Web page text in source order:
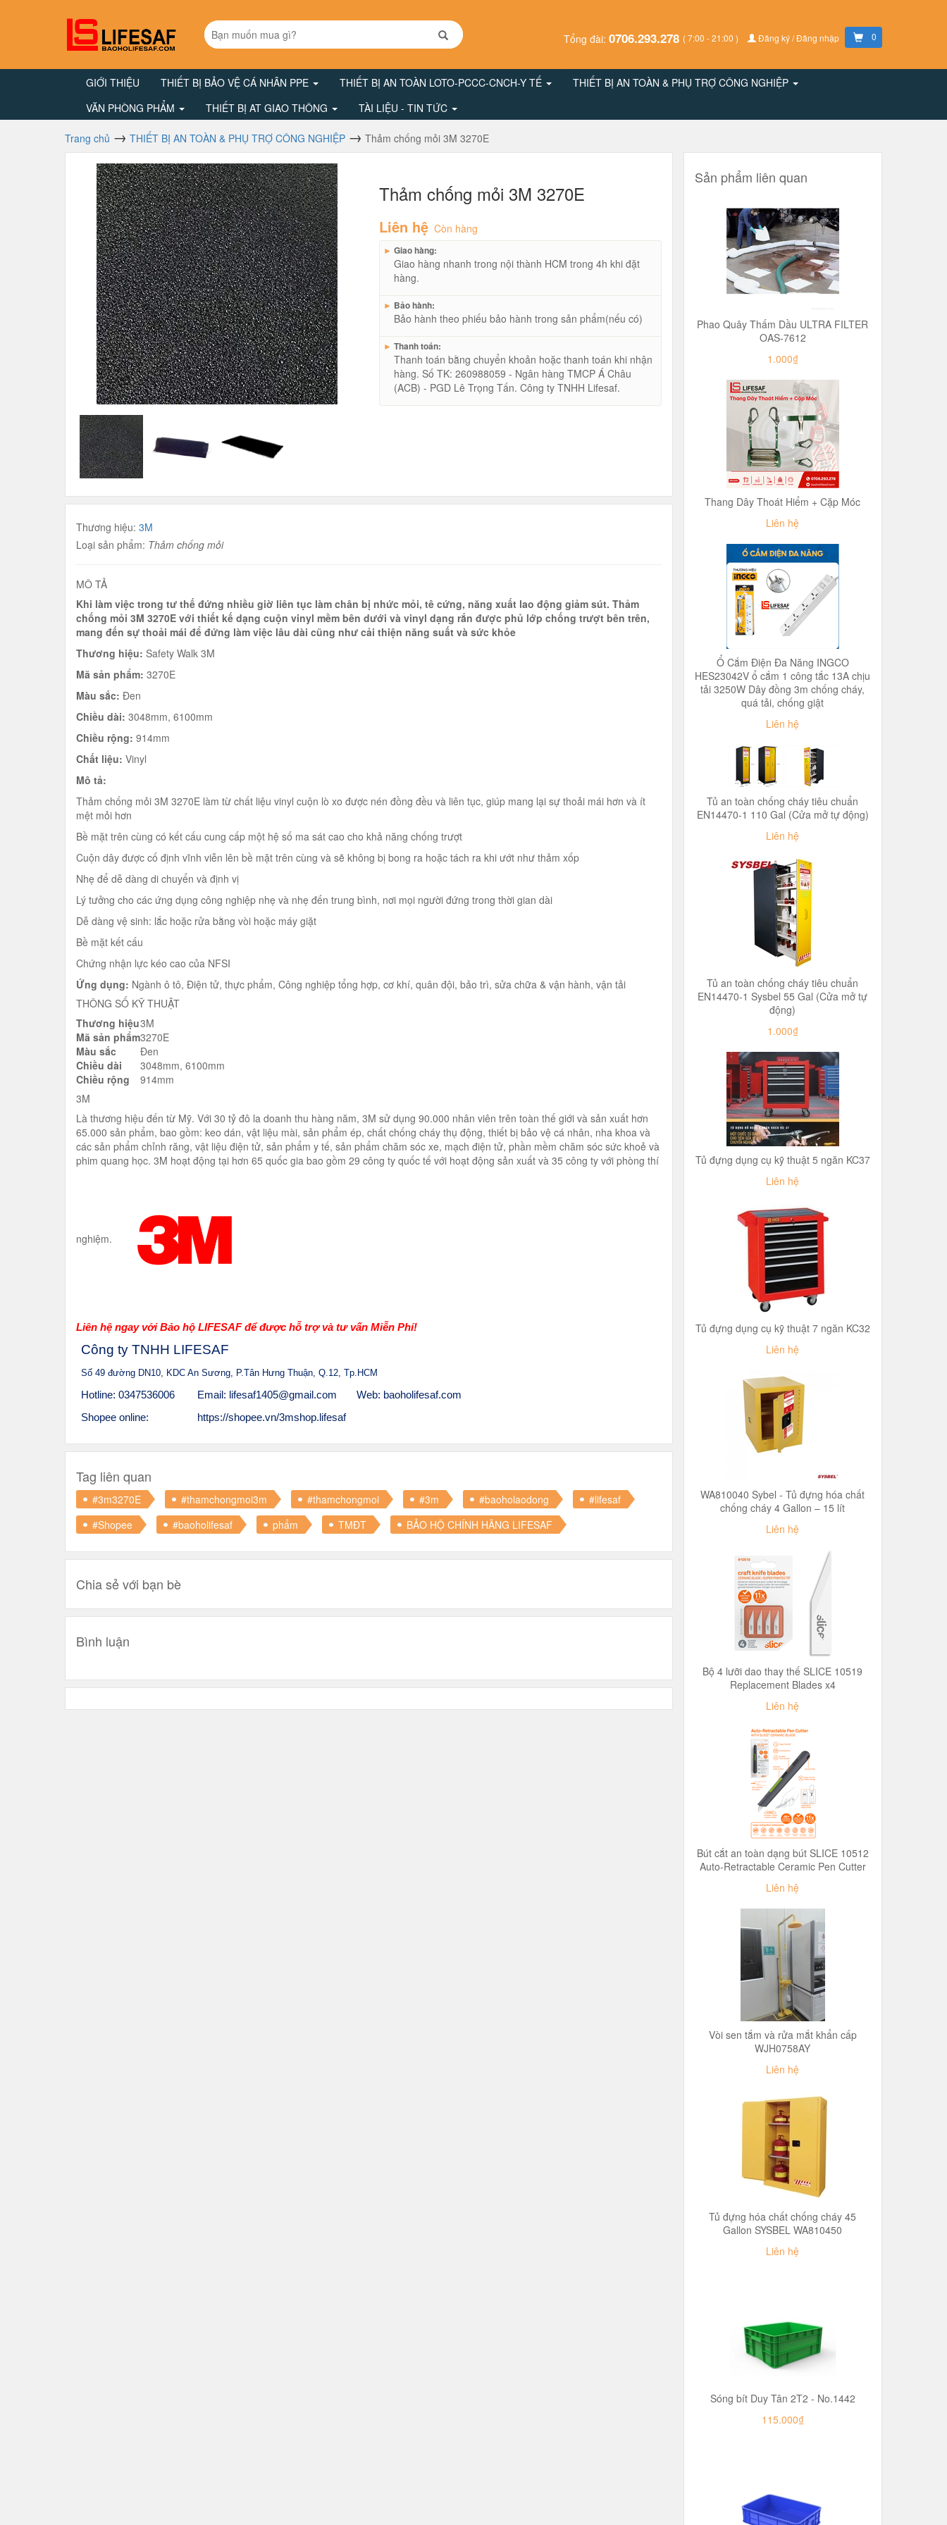
Tổng đài: 0706.293.278 ( 7:00 - 21:00 ) Đăng ký / Đăng nhập 0
GIỚI THIỆU THIẾT BỊ BẢO VỆ CÁ NHÂN PPE THIẾT BỊ AN TOÀN LOTO-PCCC-CNCH-Y TẾ
THIẾT BỊ AN TOÀN & PHỤ TRỢ CÔNG NGHIỆP
VĂN PHÒNG PHẨM
THIẾT BỊ AT GIAO THÔNG TÀI LIỆU - TIN TỨC
Trang chủ THIẾT BỊ AN TOÀN & PHỤ TRỢ CÔNG NGHIỆP Thảm chống mỏi 3M 3270E
Thảm chống mỏi 3M 3270E
Liên hệ Còn hàng
► Giao hàng:
Giao hàng nhanh trong nội thành HCM trong 4h khi đặt
hàng.
► Bảo hành:
Bảo hành theo phiếu bảo hành trong sản phẩm(nếu có)
► Thanh toán:
Thanh toán bằng chuyển khoản hoặc thanh toán khi nhận
hàng. Số TK: 260988059 - Ngân hàng TMCP Á Châu
(ACB) - PGD Lê Trọng Tấn. Công ty TNHH Lifesaf.
Thương hiệu: 3M
Loại sản phẩm: Thảm chống mỏi
MÔ TẢ
Khi làm việc trong tư thế đứng nhiều giờ liên tục làm chân bị nhức mỏi, tê cứng, năng xuất lao động giảm sút. Thảm
chống mỏi 3M 3270E với thiết kế dạng cuộn vinyl mềm bên dưới và vinyl dạng rắn được phủ lớp chống trượt bên trên,
mang đến sự thoải mái để đứng làm việc lâu dài cũng như cải thiện năng suất và sức khỏe
Thương hiệu: Safety Walk 3M
Mã sản phẩm: 3270E
Màu sắc: Đen
Chiều dài: 3048mm, 6100mm
Chiều rộng: 914mm
Chất liệu: Vinyl
Mô tả:
Thảm chống mỏi 3M 3270E làm từ chất liệu vinyl cuộn lò xo được nén đồng đều và liên tục, giúp mang lại sự thoải mái hơn và ít
mệt mỏi hơn
Bề mặt trên cùng có kết cấu cung cấp một hệ số ma sát cao cho khả năng chống trượt
Cuộn dây được cố định vĩnh viễn lên bề mặt trên cùng và sẽ không bị bong ra hoặc tách ra khi ướt như thảm xốp
Nhẹ để dễ dàng di chuyển và định vị
Lý tưởng cho các ứng dụng công nghiệp nhẹ và nhẹ đến trung bình, nơi mọi người đứng trong thời gian dài
Dễ dàng vệ sinh: lắc hoặc rửa bằng vòi hoặc máy giặt
Bề mặt kết cấu
Chứng nhận lực kéo cao của NFSI
Ứng dụng: Ngành ô tô, Điện tử, thực phẩm, Công nghiệp tổng hợp, cơ khí, quân đội, bảo trì, sửa chữa & vận hành, vận tải
THÔNG SỐ KỸ THUẬT
Thương hiệu3M
Mã sản phẩm3270E
Màu sắc
Đen
Chiều dài
3048mm, 6100mm
Chiều rộng
914mm
3M
Là thương hiệu đến từ Mỹ. Với 30 tỷ đô la doanh thu hàng năm, 3M sử dụng 90.000 nhân viên trên toàn thế giới và sản xuất hơn
65.000 sản phẩm, bao gồm: keo dán, vật liệu mài, sản phẩm ép, chất chống cháy thụ động, thiết bị bảo vệ cá nhân, nha khoa và
các sản phẩm chỉnh răng, vật liệu điện tử, sản phẩm y tế, sản phẩm chăm sóc xe, mạch điện tử, phần mềm chăm sóc sức khoẻ và
phim quang học. 3M hoạt động tại hơn 65 quốc gia bao gồm 29 công ty quốc tế với hoạt động sản xuất và 35 công ty với phòng thí
nghiệm.
Liên hệ ngay với Bảo hộ LIFESAF để được hỗ trợ và tư vấn Miễn Phí!
Công ty TNHH LIFESAF
Số 49 đường DN10, KDC An Sương, P.Tân Hưng Thuận, Q.12, Tp.HCM
Hotline: 0347536006 Email: lifesaf1405@gmail.com
Web: baoholifesaf.com
Shopee online:
https://shopee.vn/3mshop.lifesaf
Tag liên quan
#3m3270E #thamchongmoi3m #thamchongmoi #3m #baoholaodong
#lifesaf
#Shopee
#baoholifesaf phẩm TMĐT BẢO HỘ CHÍNH HÃNG LIFESAF
Chia sẻ với bạn bè
Bình luận
Sản phẩm liên quan
Phao Quây Thấm Dầu ULTRA FILTER
OAS-7612
1.000₫
Thang Dây Thoát Hiểm + Cặp Móc
Liên hệ
Ổ Cắm Điện Đa Năng INGCO
HES23042V ổ cắm 1 công tắc 13A chịu
tải 3250W Dây đồng 3m chống cháy,
quá tải, chống giật
Liên hệ
Tủ an toàn chống cháy tiêu chuẩn
EN14470-1 110 Gal (Cửa mở tự động)
Liên hệ
Tủ an toàn chống cháy tiêu chuẩn
EN14470-1 Sysbel 55 Gal (Cửa mở tự
động)
1.000₫
Tủ đựng dụng cụ kỹ thuật 5 ngăn KC37
Liên hệ
Tủ đựng dụng cụ kỹ thuật 7 ngăn KC32
Liên hệ
WA810040 Sybel - Tủ đựng hóa chất
chống cháy 4 Gallon – 15 lít
Liên hệ
Bộ 4 lưỡi dao thay thế SLICE 10519
Replacement Blades x4
Liên hệ
Bút cắt an toàn dạng bút SLICE 10512
Auto-Retractable Ceramic Pen Cutter
Liên hệ
Vòi sen tắm và rửa mắt khẩn cấp
WJH0758AY
Liên hệ
Tủ đựng hóa chất chống cháy 45
Gallon SYSBEL WA810450
Liên hệ
Sóng bít Duy Tân 2T2 - No.1442
115.000₫